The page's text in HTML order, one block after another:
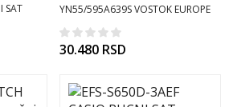
SAT
YN55/595A639S VOSTOK EUROPE
R.SAT
30.480 RSD